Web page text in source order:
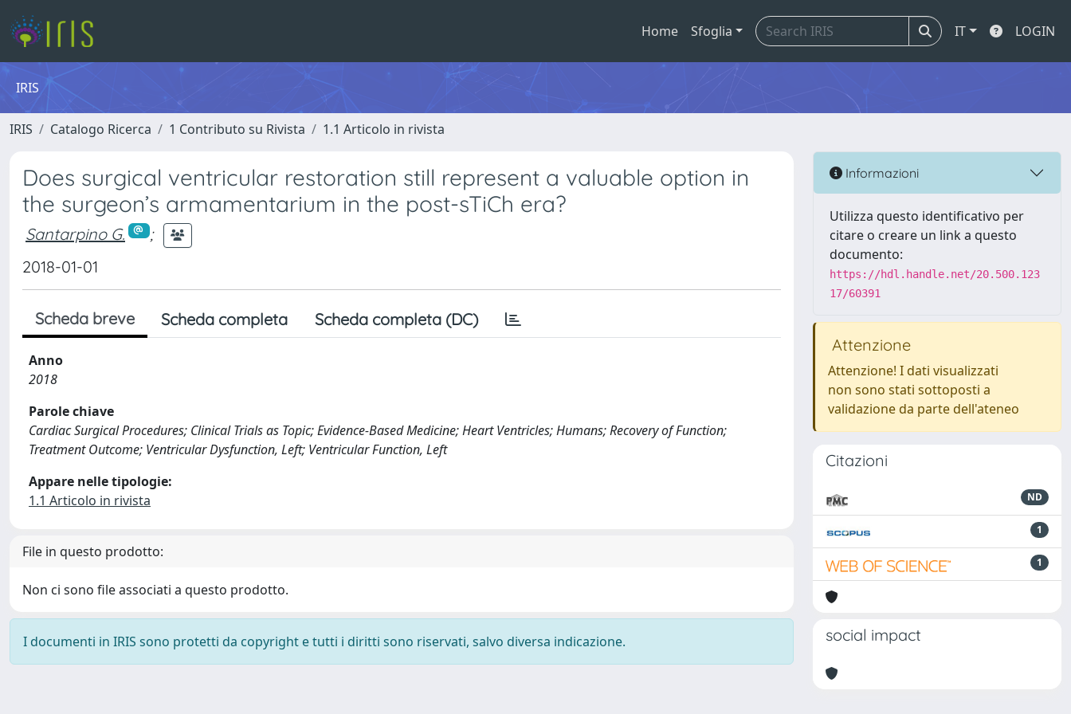
Home Sfoglia IT LOGIN
IRIS
IRIS Catalogo Ricerca 1 Contributo su Rivista 1.1 Articolo in rivista
Does surgical ventricular restoration still represent a valuable option in
the surgeon’s armamentarium in the post-sTiCh era?
Santarpino G.
;
2018-01-01
Scheda breve Scheda completa Scheda completa (DC)
Anno
2018
Parole chiave
Cardiac Surgical Procedures; Clinical Trials as Topic; Evidence-Based Medicine; Heart Ventricles; Humans; Recovery of Function;
Treatment Outcome; Ventricular Dysfunction, Left; Ventricular Function, Left
Appare nelle tipologie:
1.1 Articolo in rivista
File in questo prodotto:
Non ci sono file associati a questo prodotto.
I documenti in IRIS sono protetti da copyright e tutti i diritti sono riservati, salvo diversa indicazione.
Informazioni
Utilizza questo identificativo per
citare o creare un link a questo
documento:
https://hdl.handle.net/20.500.123
17/60391
Attenzione
Attenzione! I dati visualizzati
non sono stati sottoposti a
validazione da parte dell'ateneo
Citazioni
ND
1
1
social impact